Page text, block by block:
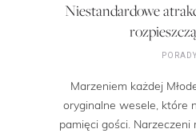
Niestandardowe
PORADY
Marzeniem każdej
oryginalne wesele, które
pamięci gości. Narzeczeni